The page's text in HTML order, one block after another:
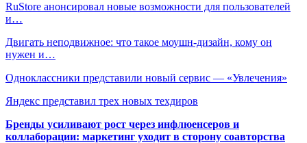
RuStore анонсировал новые возможности для пользователей
и…
Двигать неподвижное: что такое моушн-дизайн, кому он
нужен и…
Одноклассники представили новый сервис — «Увлечения»
Яндекс представил трех новых техдиров
Бренды усиливают рост через инфлюенсеров и
коллаборации: маркетинг уходит в сторону соавторства